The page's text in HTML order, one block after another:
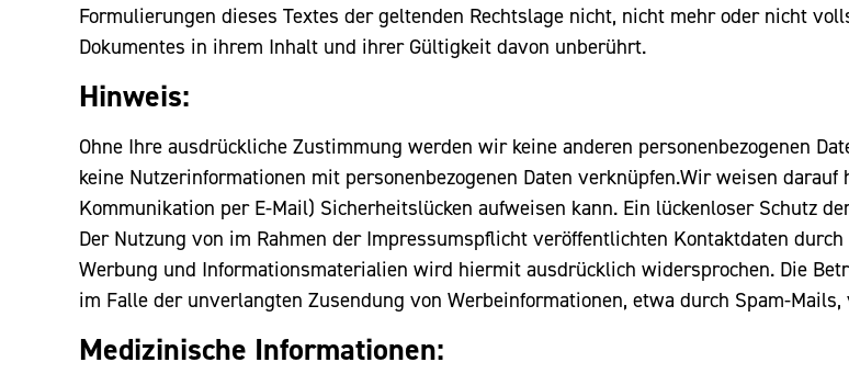
Formulierungen dieses Textes der geltenden Rechtslage nicht, nicht mehr oder nicht
Dokumentes in ihrem Inhalt und ihrer Gültigkeit davon unberührt.
Hinweis:
Ohne Ihre ausdrückliche Zustimmung werden wir keine anderen personenbezogenen
keine Nutzerinformationen mit personenbezogenen Daten verknüpfen.Wir weisen
Kommunikation per E-Mail) Sicherheitslücken aufweisen kann. Ein lückenloser Schutz
Der Nutzung von im Rahmen der Impressumspflicht veröffentlichten Kontaktdaten
Werbung und Informationsmaterialien wird hiermit ausdrücklich widersprochen. Die
im Falle der unverlangten Zusendung von Werbeinformationen, etwa durch Spam-Mails,
Medizinische Informationen: